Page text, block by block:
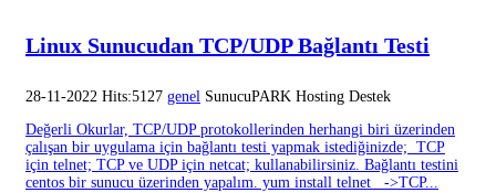
Linux Sunucudan TCP/UDP Bağlantı Testi
28-11-2022 Hits:5127 genel SunucuPARK Hosting Destek
Değerli Okurlar, TCP/UDP protokollerinden herhangi biri üzerinden
çalışan bir uygulama için bağlantı testi yapmak istediğinizde; TCP
için telnet; TCP ve UDP için netcat; kullanabilirsiniz. Bağlantı testini
centos bir sunucu üzerinden yapalım. yum install telnet ->TCP...